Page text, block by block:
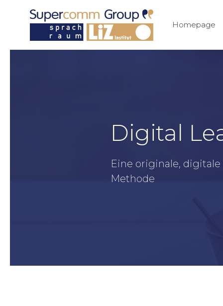
Homepage
Digital
Eine originale,
Methode